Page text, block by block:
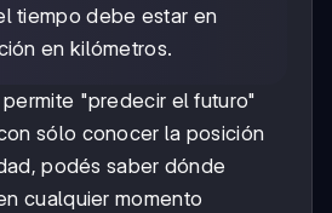
tiempo debe estar en
en kilómetros.
"predecir el futuro"
sólo conocer la posición
podés saber dónde
cualquier momento